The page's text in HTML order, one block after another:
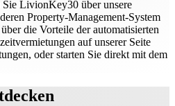
LivionKey30 über unsere
Property-Management-System
die Vorteile der automatisierten
auf unserer Seite
oder starten Sie direkt mit dem